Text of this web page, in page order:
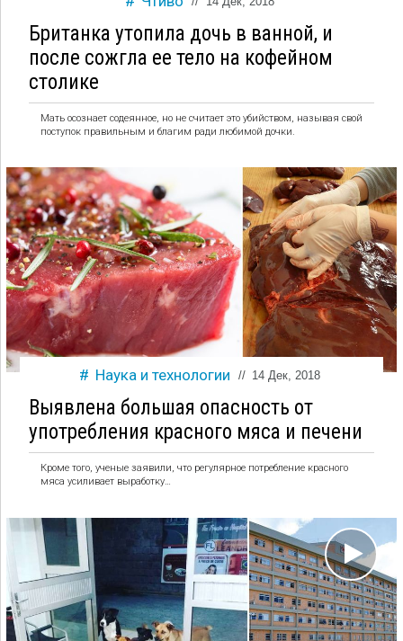
Британка утопила дочь в ванной, и
после сожгла ее тело на кофейном
столике
Мать осознает содеянное, но не считает это убийством, называя свой
поступок правильным и благим ради любимой дочки.
Наука и технологии // 14 Дек, 2018
Выявлена большая опасность от
употребления красного мяса и печени
Кроме того, ученые заявили, что регулярное потребление красного
мяса усиливает выработку…